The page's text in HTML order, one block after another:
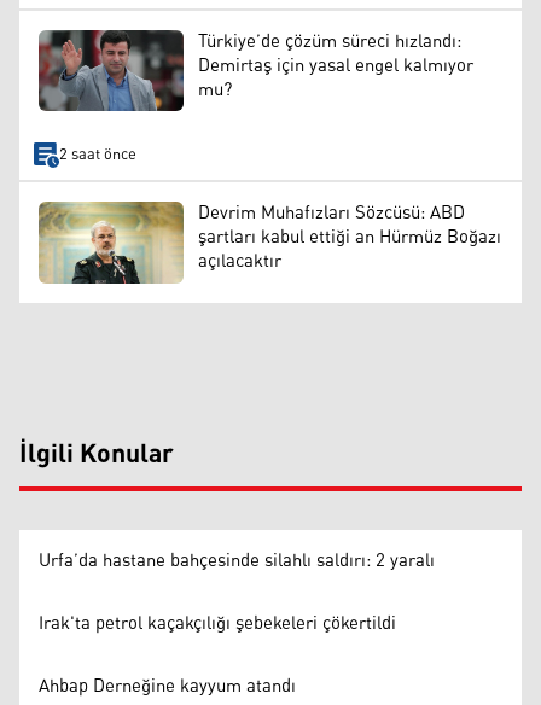
Türkiye’de çözüm süreci hızlandı:
Demirtaş için yasal engel kalmıyor
mu?
2 saat önce
Devrim Muhafızları Sözcüsü: ABD
şartları kabul ettiği an Hürmüz Boğazı
açılacaktır
İlgili Konular
Urfa’da hastane bahçesinde silahlı saldırı: 2 yaralı
Irak'ta petrol kaçakçılığı şebekeleri çökertildi
Ahbap Derneğine kayyum atandı